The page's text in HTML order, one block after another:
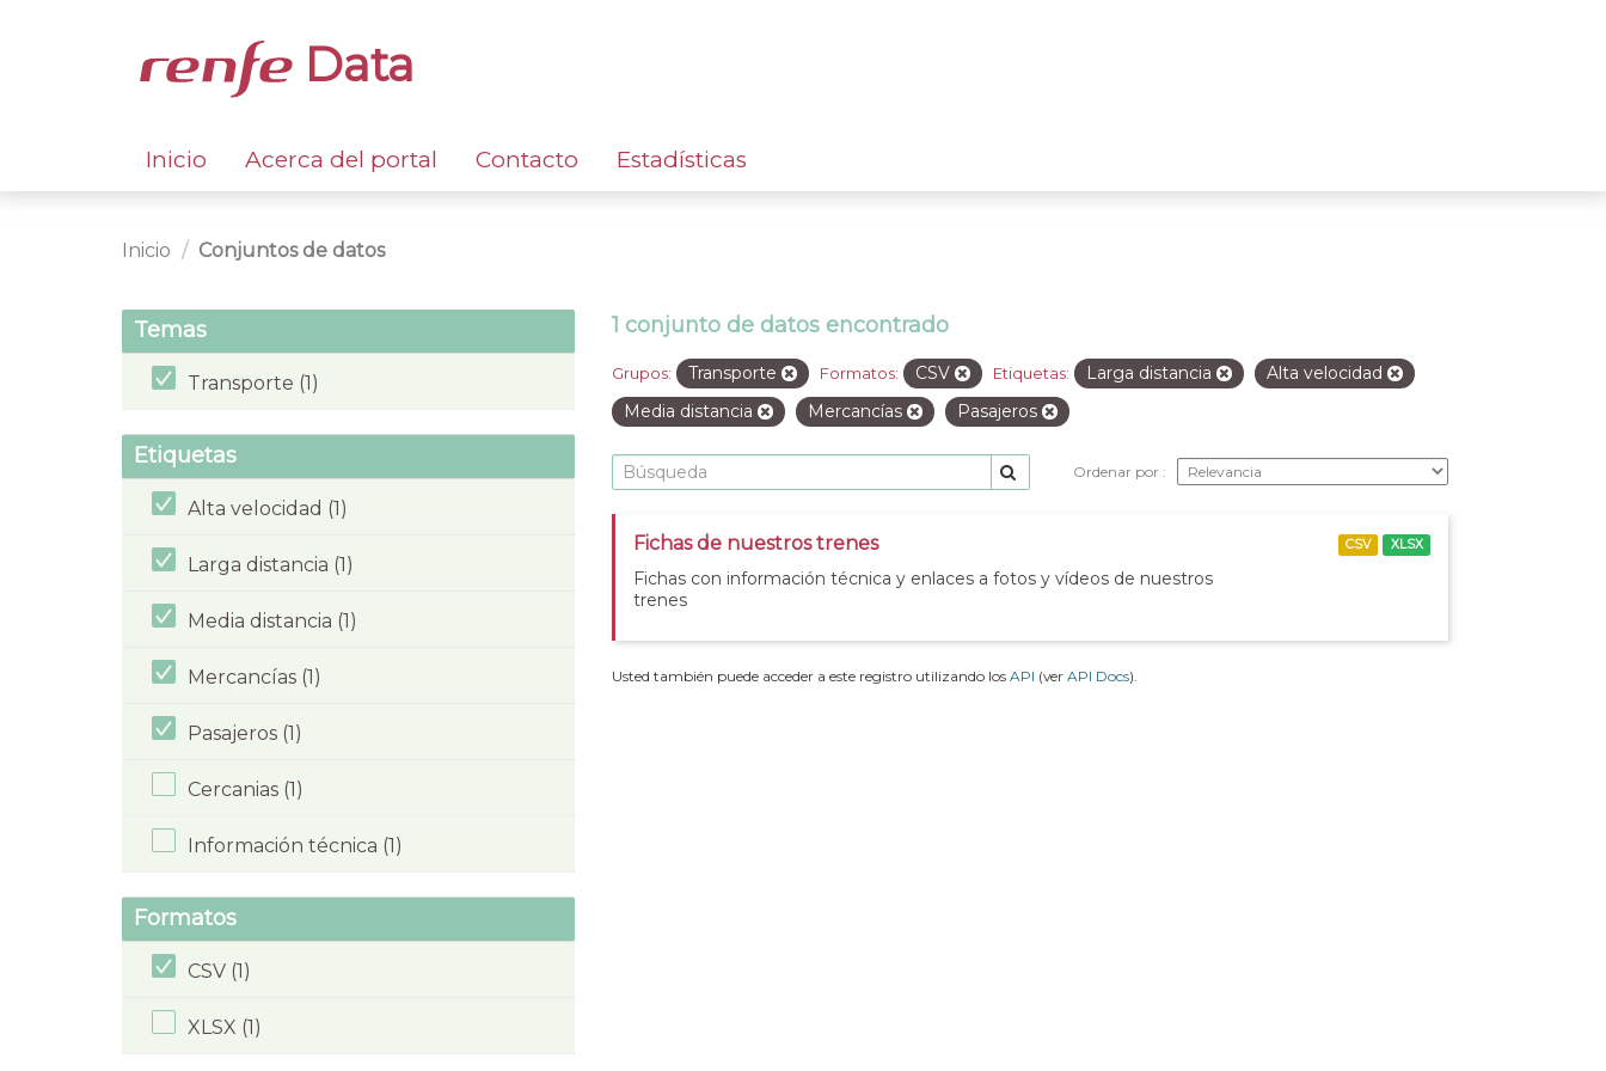
Data
Inicio Acerca del portal Contacto Estadísticas
Inicio Conjuntos de datos
Temas
Transporte (1)
Etiquetas
Alta velocidad (1)
Larga distancia (1)
Media distancia (1)
Mercancías (1)
Pasajeros (1)
Cercanias (1)
Información técnica (1)
Formatos
CSV (1)
XLSX (1)
1 conjunto de datos encontrado
Grupos: Transporte Formatos: CSV Etiquetas: Larga distancia
Alta velocidad
Media distancia
Mercancías Pasajeros
Ordenar por
Fichas de nuestros trenes
Fichas con información técnica y enlaces a fotos y vídeos de nuestros
trenes
CSV XLSX
Usted también puede acceder a este registro utilizando los API (ver API Docs).